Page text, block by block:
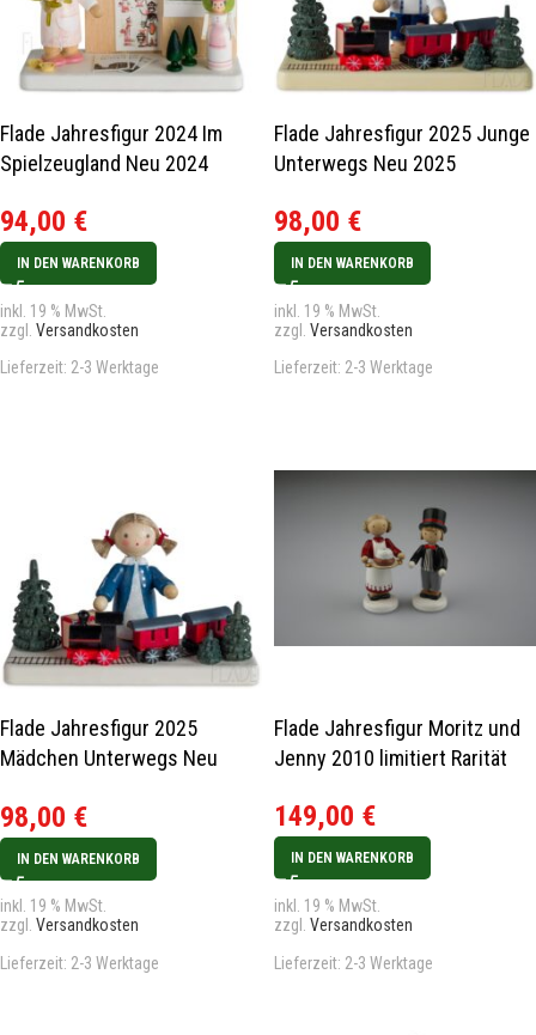
Flade Jahresfigur 2024 Im
Spielzeugland Neu 2024
94,00 €
IN DEN WARENKORB
inkl. 19 % MwSt.
zzgl. Versandkosten
Lieferzeit: 2-3 Werktage
Flade Jahresfigur 2025 Junge
Unterwegs Neu 2025
98,00 €
IN DEN WARENKORB
inkl. 19 % MwSt.
zzgl. Versandkosten
Lieferzeit: 2-3 Werktage
Flade Jahresfigur 2025
Mädchen Unterwegs Neu
98,00 €
IN DEN WARENKORB
inkl. 19 % MwSt.
zzgl. Versandkosten
Lieferzeit: 2-3 Werktage
Flade Jahresfigur Moritz und
Jenny 2010 limitiert Rarität
149,00 €
IN DEN WARENKORB
inkl. 19 % MwSt.
zzgl. Versandkosten
Lieferzeit: 2-3 Werktage